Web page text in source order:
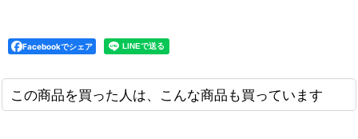
Facebookでシェア
この商品を買った人は、こんな商品も買っています